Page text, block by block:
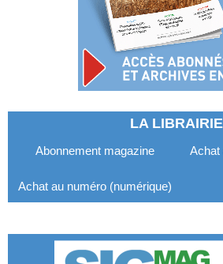
LA LIBRAIRIE
Abonnement magazine
Achat
Achat au numéro (numérique)